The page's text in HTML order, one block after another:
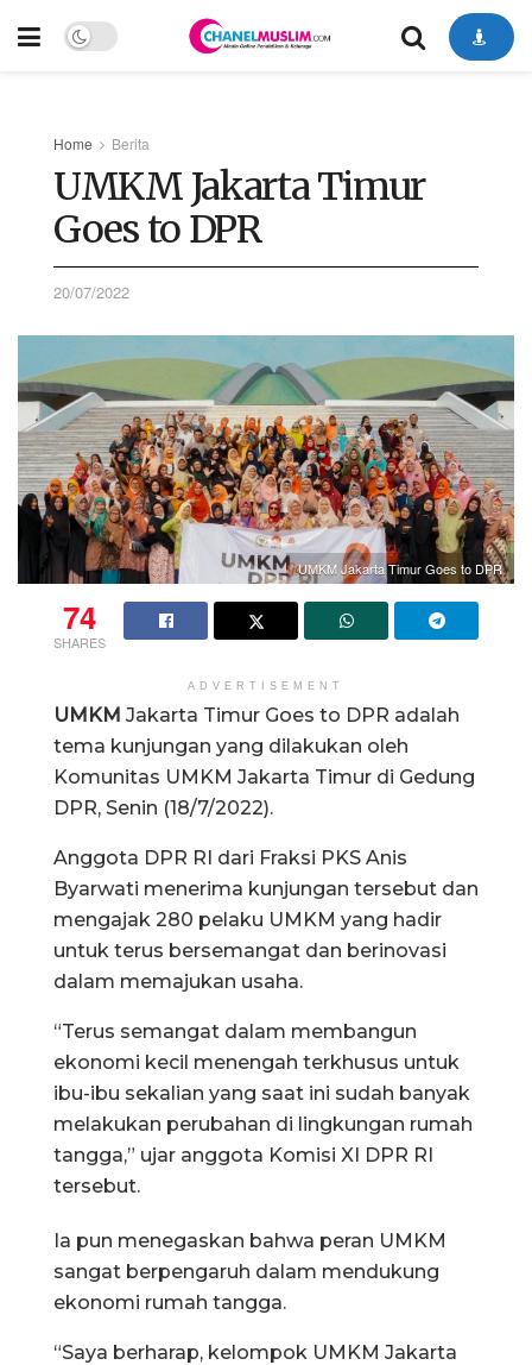
Home Berita
UMKM Jakarta Timur
Goes to DPR
20/07/2022
UMKM Jakarta Timur Goes to DPR
74
SHARES
ADVERTISEMENT
UMKM Jakarta Timur Goes to DPR adalah
tema kunjungan yang dilakukan oleh
Komunitas UMKM Jakarta Timur di Gedung
DPR, Senin (18/7/2022).
Anggota DPR RI dari Fraksi PKS Anis
Byarwati menerima kunjungan tersebut dan
mengajak 280 pelaku UMKM yang hadir
untuk terus bersemangat dan berinovasi
dalam memajukan usaha.
“Terus semangat dalam membangun
ekonomi kecil menengah terkhusus untuk
ibu-ibu sekalian yang saat ini sudah banyak
melakukan perubahan di lingkungan rumah
tangga,” ujar anggota Komisi XI DPR RI
tersebut.
Ia pun menegaskan bahwa peran UMKM
sangat berpengaruh dalam mendukung
ekonomi rumah tangga.
“Saya berharap, kelompok UMKM Jakarta